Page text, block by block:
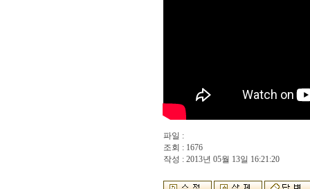
파일 :
조회 : 1676
작성 : 2013년 05월 13일 16:21:20